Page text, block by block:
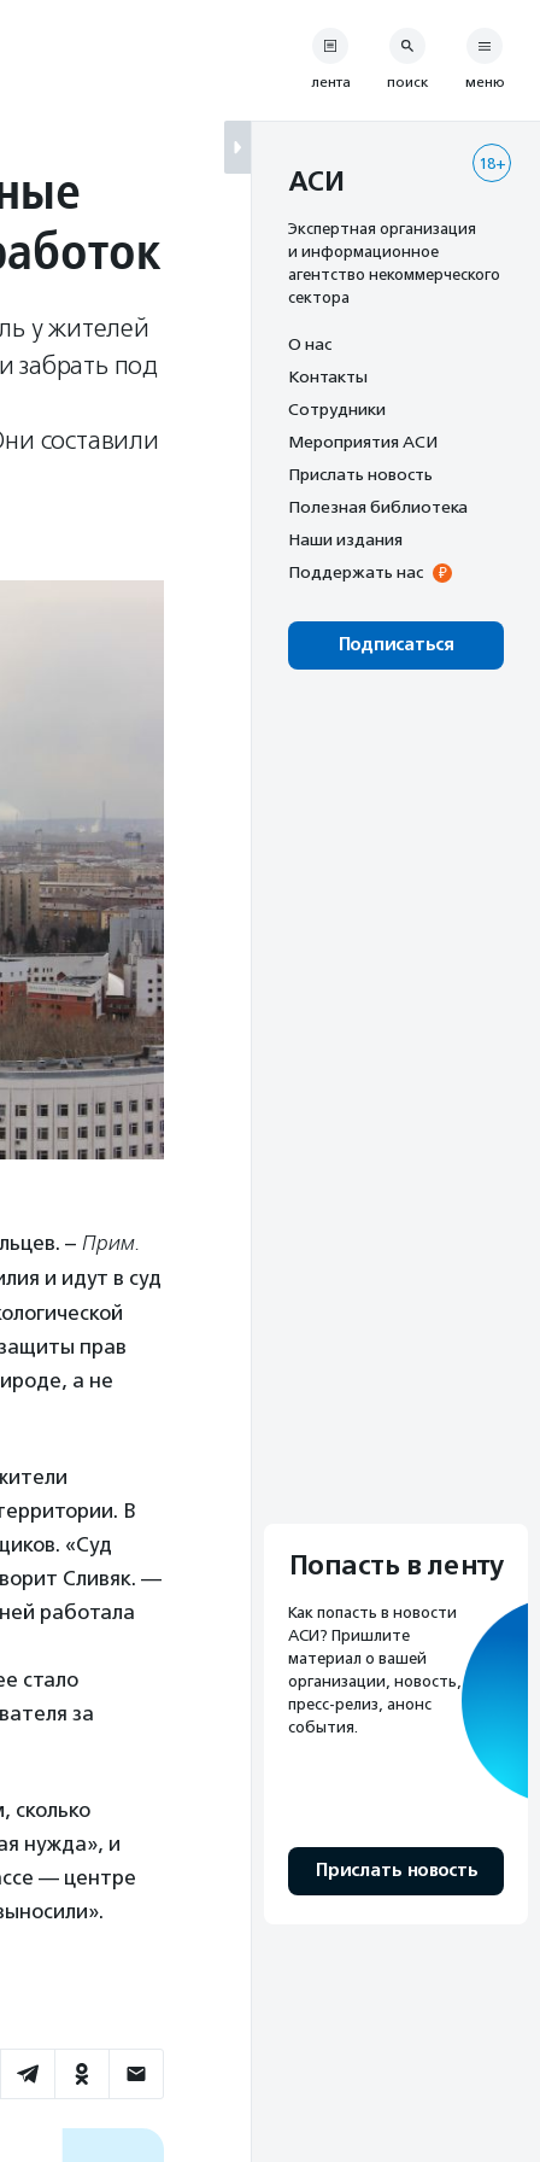
у жителей
забрать под
составили
– Прим.
и идут в суд
прав
а не
В
«Суд
Сливяк. —
работала
стало
за
сколько
нужда», и
— центре
лента поиск меню
18+
АСИ
Экспертная организация
и информационное
агентство некоммерческого
сектора
О нас
Контакты
Сотрудники
Мероприятия АСИ
Прислать новость
Полезная библиотека
Наши издания
Поддержать нас
Подписаться
Попасть в ленту
Как попасть в новости
АСИ? Пришлите
материал о вашей
организации, новость,
пресс-релиз, анонс
события.
Прислать новость